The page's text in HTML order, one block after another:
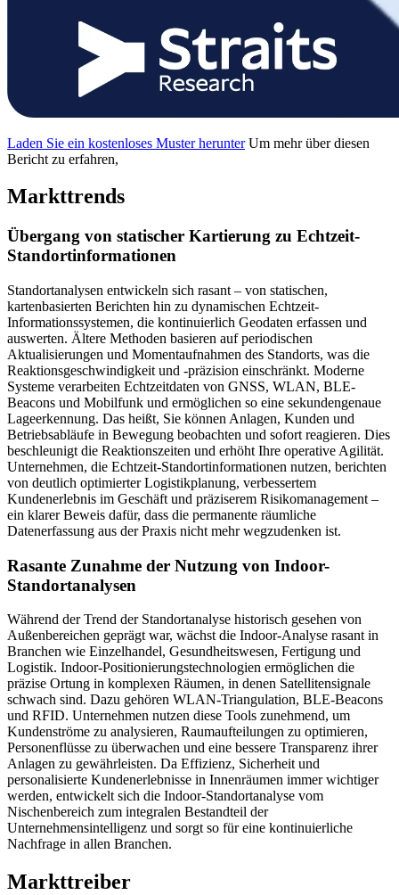
Laden Sie ein kostenloses Muster herunter Um mehr über diesen
Bericht zu erfahren,
Markttrends
Übergang von statischer Kartierung zu Echtzeit-
Standortinformationen
Standortanalysen entwickeln sich rasant – von statischen,
kartenbasierten Berichten hin zu dynamischen Echtzeit-
Informationssystemen, die kontinuierlich Geodaten erfassen und
auswerten. Ältere Methoden basieren auf periodischen
Aktualisierungen und Momentaufnahmen des Standorts, was die
Reaktionsgeschwindigkeit und -präzision einschränkt. Moderne
Systeme verarbeiten Echtzeitdaten von GNSS, WLAN, BLE-
Beacons und Mobilfunk und ermöglichen so eine sekundengenaue
Lageerkennung. Das heißt, Sie können Anlagen, Kunden und
Betriebsabläufe in Bewegung beobachten und sofort reagieren. Dies
beschleunigt die Reaktionszeiten und erhöht Ihre operative Agilität.
Unternehmen, die Echtzeit-Standortinformationen nutzen, berichten
von deutlich optimierter Logistikplanung, verbessertem
Kundenerlebnis im Geschäft und präziserem Risikomanagement – ​​
ein klarer Beweis dafür, dass die permanente räumliche
Datenerfassung aus der Praxis nicht mehr wegzudenken ist.
Rasante Zunahme der Nutzung von Indoor-
Standortanalysen
Während der Trend der Standortanalyse historisch gesehen von
Außenbereichen geprägt war, wächst die Indoor-Analyse rasant in
Branchen wie Einzelhandel, Gesundheitswesen, Fertigung und
Logistik. Indoor-Positionierungstechnologien ermöglichen die
präzise Ortung in komplexen Räumen, in denen Satellitensignale
schwach sind. Dazu gehören WLAN-Triangulation, BLE-Beacons
und RFID. Unternehmen nutzen diese Tools zunehmend, um
Kundenströme zu analysieren, Raumaufteilungen zu optimieren,
Personenflüsse zu überwachen und eine bessere Transparenz ihrer
Anlagen zu gewährleisten. Da Effizienz, Sicherheit und
personalisierte Kundenerlebnisse in Innenräumen immer wichtiger
werden, entwickelt sich die Indoor-Standortanalyse vom
Nischenbereich zum integralen Bestandteil der
Unternehmensintelligenz und sorgt so für eine kontinuierliche
Nachfrage in allen Branchen.
Markttreiber